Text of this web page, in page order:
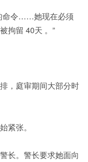
命令……她现在必须
拘留 40天 。”
，庭审期间大部分时
紧张。
长。警长要求她面向